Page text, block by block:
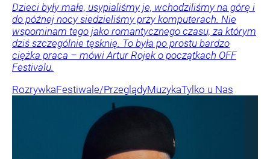
Dzieci były małe, usypialiśmy je, wchodziliśmy na górę i
do późnej nocy siedzieliśmy przy komputerach. Nie
wspominam tego jako romantycznego czasu, za którym
dziś szczególnie tęsknię. To była po prostu bardzo
ciężka praca – mówi Artur Rojek o początkach OFF
Festivalu.
RozrywkaFestiwale/PrzeglądyMuzykaTylko u Nas